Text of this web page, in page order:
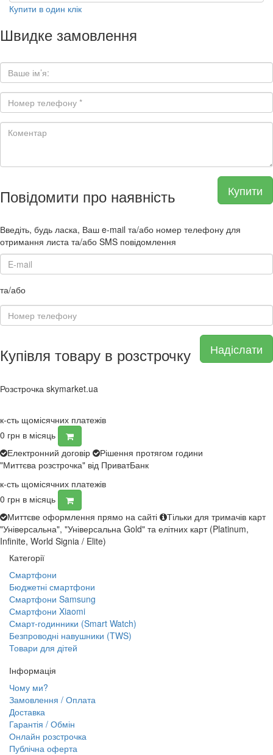
Купити в один клік
Швидке замовлення
Купити
Повідомити про наявність
Введіть, будь ласка, Ваш e-mail та/або номер телефону для
отримання листа та/або SMS повідомлення
та/або
Надіслати
Купівля товару в розстрочку
Розстрочка skymarket.ua
к-сть щомісячних платежів
0 грн в місяць
Електронний договір
Рішення протягом години
"Миттєва розстрочка" від ПриватБанк
к-сть щомісячних платежів
0 грн в місяць
Миттєве оформлення прямо на сайті
Тільки для тримачів карт
"Універсальна", "Універсальна Gold" та елітних карт (Platinum,
Infinite, World Signia / Elite)
Категорії
Смартфони
Бюджетні смартфони
Смартфони Samsung
Смартфони Xiaomi
Смарт-годинники (Smart Watch)
Безпроводні навушники (TWS)
Товари для дітей
Інформація
Чому ми?
Замовлення / Оплата
Доставка
Гарантія / Обмін
Онлайн розстрочка
Публічна оферта